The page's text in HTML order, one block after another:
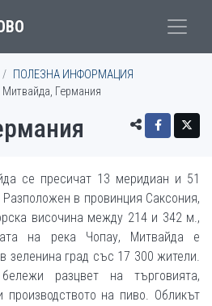
ПОЛЕЗНА ИНФОРМАЦИЯ
Митвайда, Германия
се пресичат 13 меридиан и 51
Разположен в провинция Саксония,
височина между 214 и 342 м.,
на река Чопау, Митвайда е
зеленина град със 17 300 жители.
разцвет на търговията,
производството на пиво. Обликът